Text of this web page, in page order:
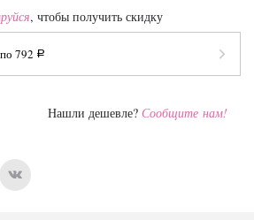
, чтобы получить скидку
792 a
Нашли дешевле? Сообщите нам!